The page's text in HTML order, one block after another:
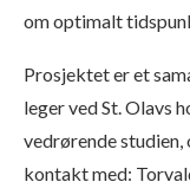
om optimalt
Prosjektet er et
leger ved St. Olavs
vedrørende studien,
kontakt med: